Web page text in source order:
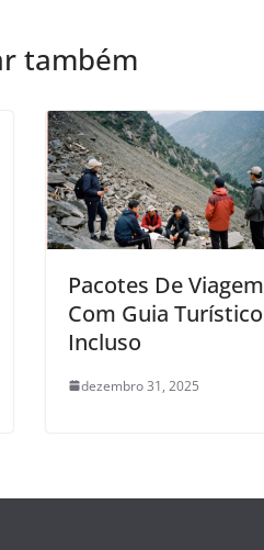
também
Pacotes De Viagem
Com Guia Turístico
Incluso
dezembro 31, 2025